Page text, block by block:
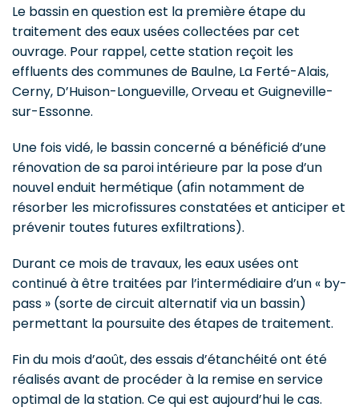
Le bassin en question est la première étape du
traitement des eaux usées collectées par cet
ouvrage. Pour rappel, cette station reçoit les
effluents des communes de Baulne, La Ferté-Alais,
Cerny, D’Huison-Longueville, Orveau et Guigneville-
sur-Essonne.
Une fois vidé, le bassin concerné a bénéficié d’une
rénovation de sa paroi intérieure par la pose d’un
nouvel enduit hermétique (afin notamment de
résorber les microfissures constatées et anticiper et
prévenir toutes futures exfiltrations).
Durant ce mois de travaux, les eaux usées ont
continué à être traitées par l’intermédiaire d’un « by-
pass » (sorte de circuit alternatif via un bassin)
permettant la poursuite des étapes de traitement.
Fin du mois d’août, des essais d’étanchéité ont été
réalisés avant de procéder à la remise en service
optimal de la station. Ce qui est aujourd’hui le cas.